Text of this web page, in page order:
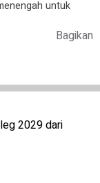
2029 dari
untuk
Bagikan